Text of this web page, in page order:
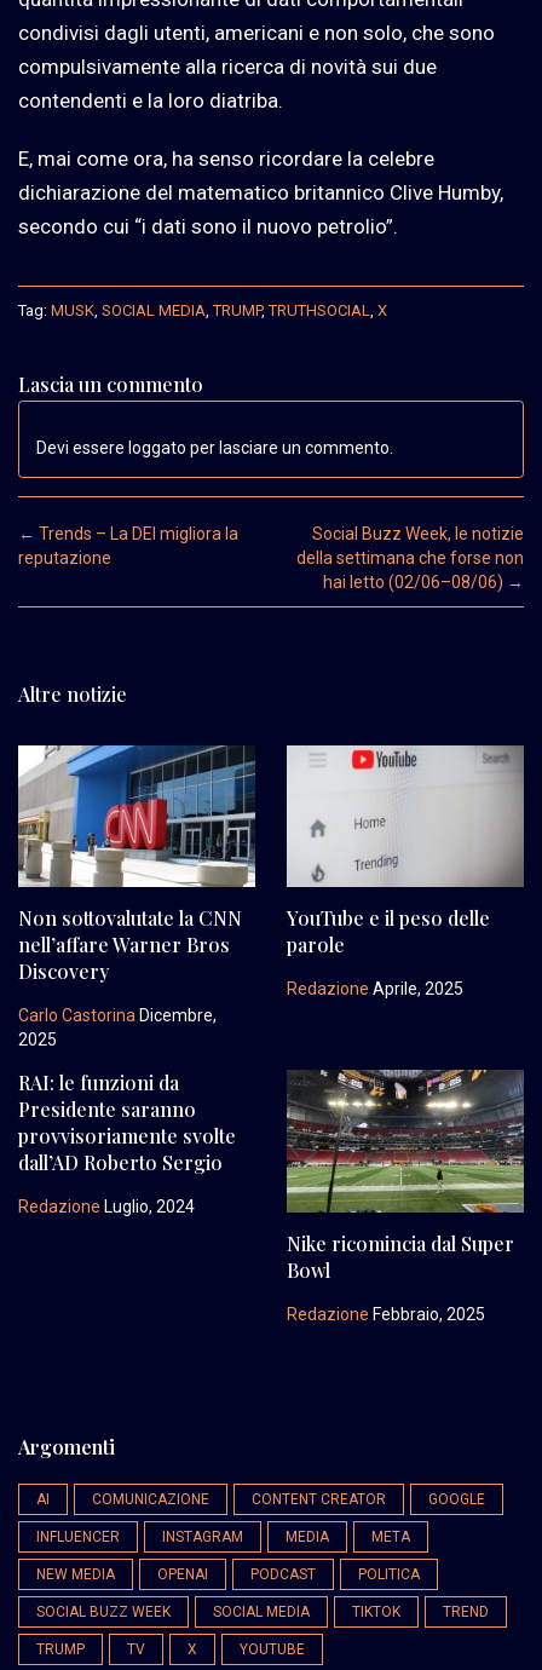
condivisi dagli utenti, americani e non solo, che sono
compulsivamente alla ricerca di novità sui due
contendenti e la loro diatriba.
E, mai come ora, ha senso ricordare la celebre
dichiarazione del matematico britannico Clive Humby,
secondo cui “i dati sono il nuovo petrolio”.
Tag: MUSK SOCIAL MEDIA ,TRUMP,TRUTHSOCIAL X
Lascia un commento
Devi essere loggato per lasciare un commento.
Post navigation
← Trends – La DEI migliora la
reputazione
Social Buzz Week, le notizie
della settimana che forse non
hai letto (02/06–08/06) →
Altre notizie
Non sottovalutate la CNN
nell’affare Warner Bros
Discovery
Carlo Castorina Dicembre,
2025
YouTube e il peso delle
parole
Redazione Aprile, 2025
RAI: le funzioni da
Presidente saranno
provvisoriamente svolte
dall’AD Roberto Sergio
Redazione Luglio, 2024
Nike ricomincia dal Super
Bowl
Redazione Febbraio, 2025
Argomenti
AI COMUNICAZIONE CONTENT CREATOR GOOGLE
INFLUENCER INSTAGRAM MEDIA META
NEW MEDIA OPENAI PODCAST POLITICA
SOCIAL BUZZ WEEK SOCIAL MEDIA TIKTOK TREND
TRUMP TV X YOUTUBE